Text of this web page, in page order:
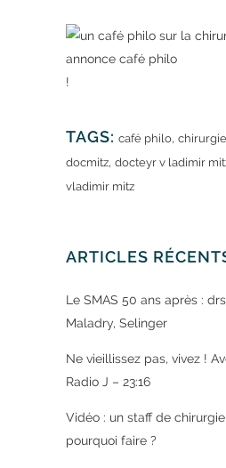
annonce café philo
!
TAGS: café philo,
docmitz, docteyr v ladimir
vladimir mitz
ARTICLES
Le SMAS 50 ans après :
Maladry, Selinger
Ne vieillissez pas, vivez !
Radio J – 23:16
Vidéo : un staff de
pourquoi faire ?